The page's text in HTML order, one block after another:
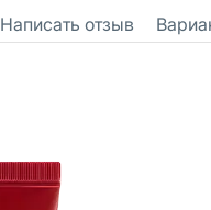
Написать отзыв